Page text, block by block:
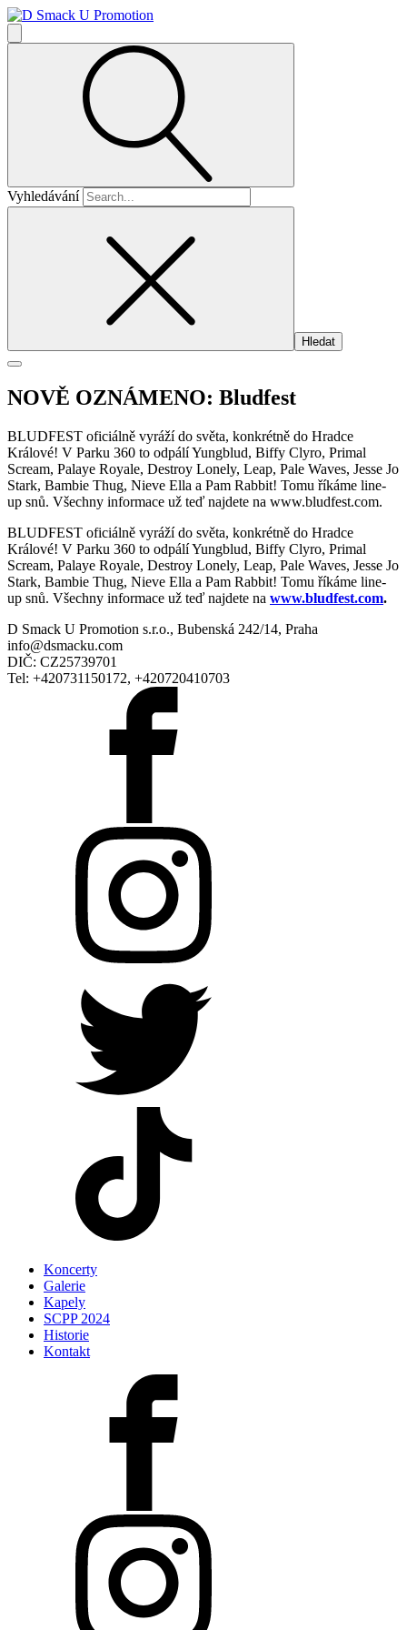
Vyhledávání
NOVĚ OZNÁMENO: Bludfest
BLUDFEST oficiálně vyráží do světa, konkrétně do Hradce
Králové! V Parku 360 to odpálí Yungblud, Biffy Clyro, Primal
Scream, Palaye Royale, Destroy Lonely, Leap, Pale Waves, Jesse Jo
Stark, Bambie Thug, Nieve Ella a Pam Rabbit! Tomu říkáme line-
up snů. Všechny informace už teď najdete na www.bludfest.com.
BLUDFEST oficiálně vyráží do světa, konkrétně do Hradce
Králové! V Parku 360 to odpálí Yungblud, Biffy Clyro, Primal
Scream, Palaye Royale, Destroy Lonely, Leap, Pale Waves, Jesse Jo
Stark, Bambie Thug, Nieve Ella a Pam Rabbit! Tomu říkáme line-
up snů. Všechny informace už teď najdete na www.bludfest.com.
D Smack U Promotion s.r.o., Bubenská 242/14, Praha
info@dsmacku.com
DIČ: CZ25739701
Tel: +420731150172, +420720410703
Koncerty
Galerie
Kapely
SCPP 2024
Historie
Kontakt